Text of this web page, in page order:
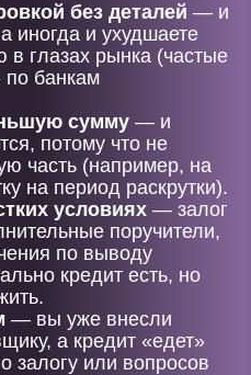
без деталей — и
иногда и ухудшаете
в глазах рынка (частые
по банкам
сумму — и
потому что не
часть (например, на
на период раскрутки).
условиях — залог
поручители,
по выводу
кредит есть, но
— вы уже внесли
а кредит «едет»
залогу или вопросов